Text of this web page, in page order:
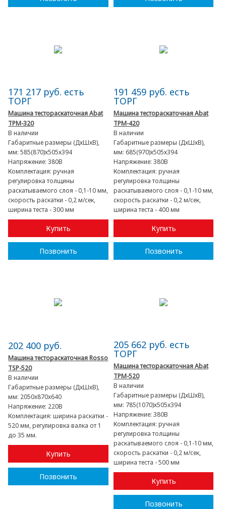
171 217 руб. есть
ТОРГ
Машина тестораскаточная Abat
ТРМ-320
В наличии
Габаритные размеры (ДхШхВ),
мм:585(870)х505х394
Напряжение:380В
Комплектация:ручная
регулировка толщины
раскатываемого слоя - 0,1-10 мм,
скорость раскатки - 0,2 м/сек,
ширина теста - 300 мм
Купить
Позвонить
191 459 руб. есть
ТОРГ
Машина тестораскаточная Abat
ТРМ-420
В наличии
Габаритные размеры (ДхШхВ),
мм: 685(970)х505х394
Напряжение: 380В
Комплектация: ручная
регулировка толщины
раскатываемого слоя - 0,1-10 мм,
скорость раскатки - 0,2 м/сек,
ширина теста - 400 мм
Купить
Позвонить
202 400 руб.
Машина тестораскаточная Rosso
TSP-520
В наличии
Габаритные размеры (ДхШхВ),
мм: 2050x870x640
Напряжение: 220В
Комплектация:ширина раскатки -
520 мм, регулировка валка от 1
до 35 мм.
Купить
Позвонить
205 662 руб. есть
ТОРГ
Машина тестораскаточная Abat
ТРМ-520
В наличии
Габаритные размеры (ДхШхВ),
мм: 785(1070)х505х394
Напряжение: 380В
Комплектация: ручная
регулировка толщины
раскатываемого слоя - 0,1-10 мм,
скорость раскатки - 0,2 м/сек,
ширина теста - 500 мм
Купить
Позвонить